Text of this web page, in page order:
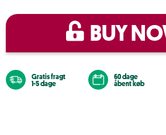
BUY
Gratis fragt
1-5 dage
60 dage
åbent køb